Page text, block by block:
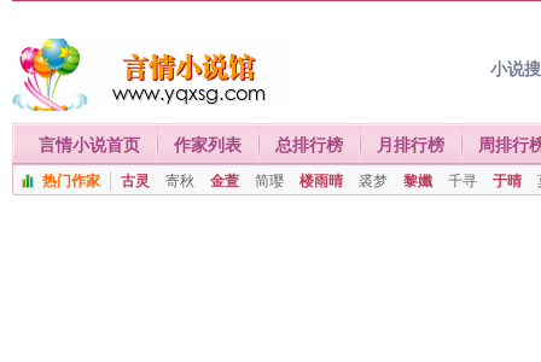
小说
言情小说首页 作家列表 总排行榜 月排行榜 周排行
热门作家 古灵 寄秋 金萱 简璎 楼雨晴 裘梦 黎孅 千寻 于晴